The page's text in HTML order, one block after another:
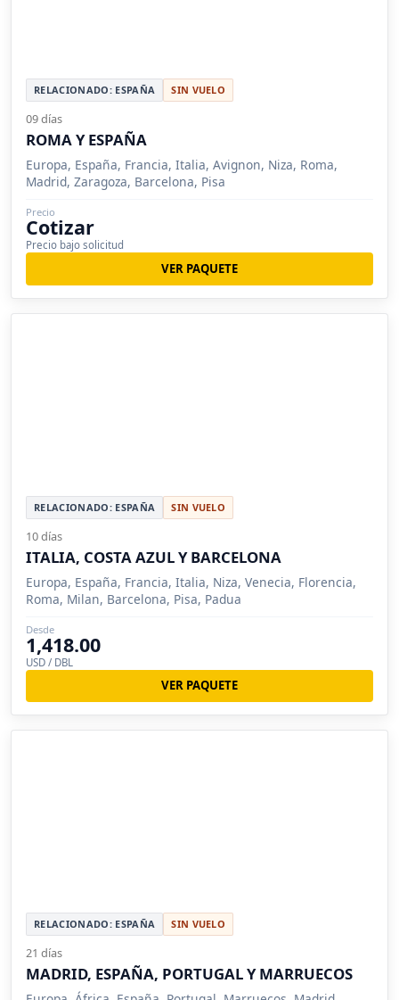
RELACIONADO: ESPAÑA SIN VUELO
09 días
ROMA Y ESPAÑA
Europa, España, Francia, Italia, Avignon, Niza, Roma,
Madrid, Zaragoza, Barcelona, Pisa
Precio
Cotizar
Precio bajo solicitud
VER PAQUETE
RELACIONADO: ESPAÑA SIN VUELO
10 días
ITALIA, COSTA AZUL Y BARCELONA
Europa, España, Francia, Italia, Niza, Venecia, Florencia,
Roma, Milan, Barcelona, Pisa, Padua
Desde
1,418.00
USD / DBL
VER PAQUETE
RELACIONADO: ESPAÑA SIN VUELO
21 días
MADRID, ESPAÑA, PORTUGAL Y MARRUECOS